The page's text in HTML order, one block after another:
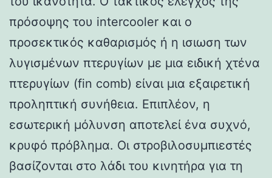
πρόσοψης του intercooler και ο
προσεκτικός καθαρισμός ή η ισιωση των
λυγισμένων πτερυγίων με μια ειδική χτένα
πτερυγίων (fin comb) είναι μια εξαιρετική
προληπτική συνήθεια. Επιπλέον, η
εσωτερική μόλυνση αποτελεί ένα συχνό,
κρυφό πρόβλημα. Οι στροβιλοσυμπιεστές
βασίζονται στο λάδι του κινητήρα για τη